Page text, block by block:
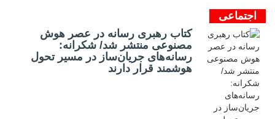
اجتماعی
کتاب رهبری رسانه در عصر هوش
مصنوعی منتشر شد/ شکرانه:
رسانه‌های جریان‌ساز در مسیر تحول
هوشمند قرار دارند